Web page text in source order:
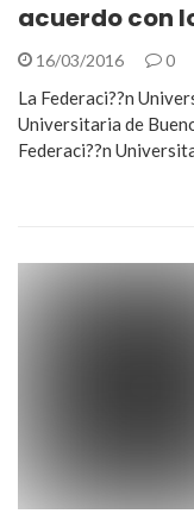
acuerdo con
16/03/2016 0
La Federaci??n
Universitaria de
Federaci??n